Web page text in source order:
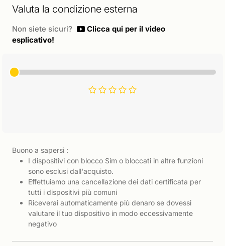
Valuta la condizione esterna
Non siete sicuri?
Clicca qui per il video
esplicativo!
Buono a sapersi :
I dispositivi con blocco Sim o bloccati in altre funzioni
sono esclusi dall'acquisto.
Effettuiamo una cancellazione dei dati certificata per
tutti i dispositivi più comuni
Riceverai automaticamente più denaro se dovessi
valutare il tuo dispositivo in modo eccessivamente
negativo